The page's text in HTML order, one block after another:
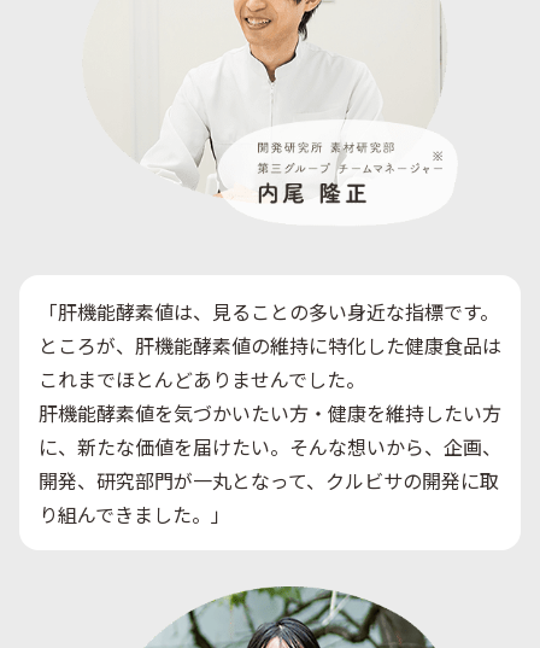
「肝機能酵素値は、見ることの多い身近な指標です。
ところが、肝機能酵素値の維持に特化した健康食品は
これまでほとんどありませんでした。
肝機能酵素値を気づかいたい方・健康を維持したい方
に、新たな価値を届けたい。そんな想いから、企画、
開発、研究部門が一丸となって、クルビサの開発に取
り組んできました。」